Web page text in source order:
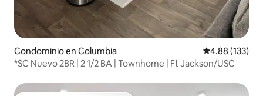
Condominio en Columbia Calificación
4.88 (133)
*SC Nuevo 2BR | 2 1/2 BA | Townhome | Ft Jackson/USC